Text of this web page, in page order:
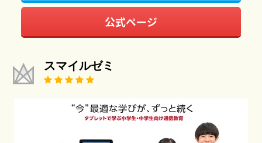
公式ページ
スマイルゼミ